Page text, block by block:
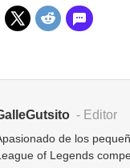
- Editor
de los
of Legends